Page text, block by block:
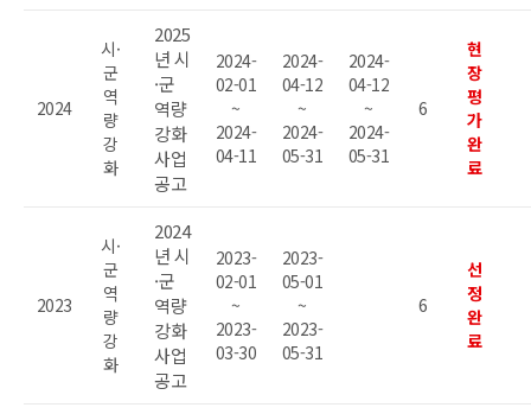
2024
시·
군
역
량
강
화
2025
년 시
·군
역량
강화
사업
공고
2024-
02-01
~
2024-
04-11
2024-
04-12
~
2024-
05-31
2024-
04-12
~
2024-
05-31
6
현
장
평
가
완
료
2023
시·
군
역
량
강
화
2024
년 시
·군
역량
강화
사업
공고
2023-
02-01
~
2023-
03-30
2023-
05-01
~
2023-
05-31
6
선
정
완
료